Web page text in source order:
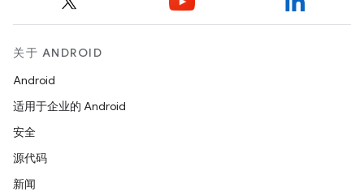
关于 ANDROID
Android
适用于企业的 Android
安全
源代码
新闻